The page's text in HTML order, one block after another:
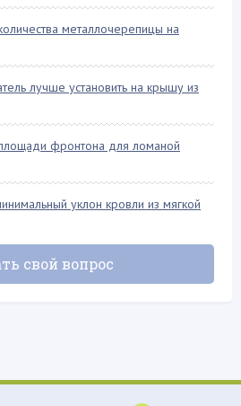
металлочерепицы на
лучше установить на крышу из
фронтона для ломаной
уклон кровли из мягкой
свой вопрос